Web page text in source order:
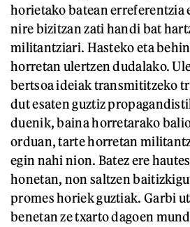
horietako batean erreferentzia
nire bizitzan zati handi bat
militantziari. Hasteko eta
horretan ulertzen dudalako.
bertsoa ideiak transmititzeko
dut esaten guztiz
duenik, baina horretarako
orduan, tarte horretan
egin nahi nion. Batez ere
honetan, non saltzen
promes horiek guztiak. Garbi
benetan ze txarto dagoen